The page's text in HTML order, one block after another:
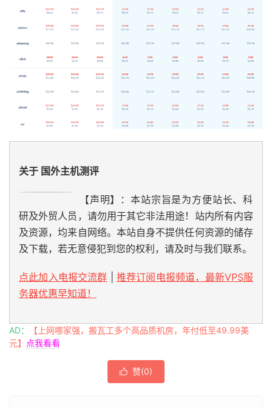
关于 国外主机测评
【声明】：本站宗旨是为方便站长、科
研及外贸人员，请勿用于其它非法用途！站内所有内容
及资源，均来自网络。本站自身不提供任何资源的储存
及下载，若无意侵犯到您的权利，请及时与我们联系。
点此加入电报交流群
推荐订阅电报频道，最新VPS服
务器优惠早知道！
AD：
【上网哪家强，搬瓦工多个高品质机房，年付低至49.99美
元】
点我看看
 赞(0)